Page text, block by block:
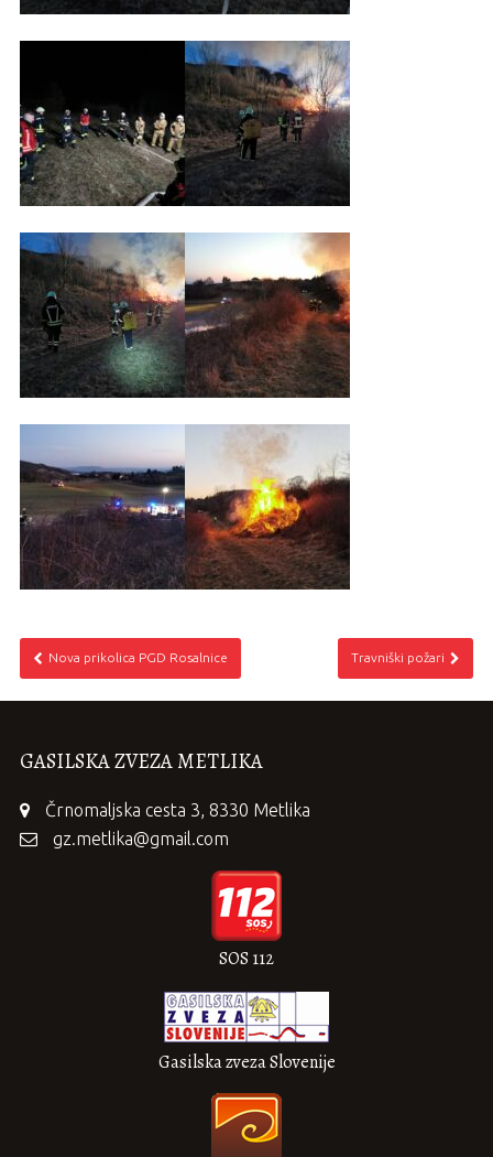
Nova prikolica PGD Rosalnice Travniški požari
GASILSKA ZVEZA METLIKA
Črnomaljska cesta 3, 8330 Metlika
gz.metlika@gmail.com
SOS 112
Gasilska zveza Slovenije